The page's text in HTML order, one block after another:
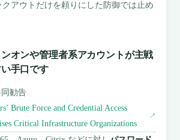
クアウトだけを頼りにした防御では止め
オンや管理者系アカウントが主戦
手口です
同勧告
Brute Force and Credential Access
Critical Infrastructure Organizations
↗